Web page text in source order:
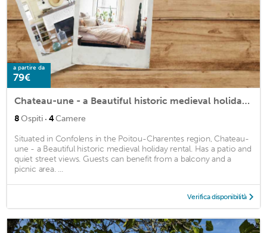
a partire da
79€
Chateau-une - a Beautiful historic medieval holiday rental.
8Ospiti · 4Camere
Situated in Confolens in the Poitou-Charentes region, Chateau-
une - a Beautiful historic medieval holiday rental. Has a patio and
quiet street views. Guests can benefit from a balcony and a
picnic area. ...
Verifica disponibilità